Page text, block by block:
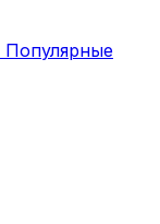
Популярные